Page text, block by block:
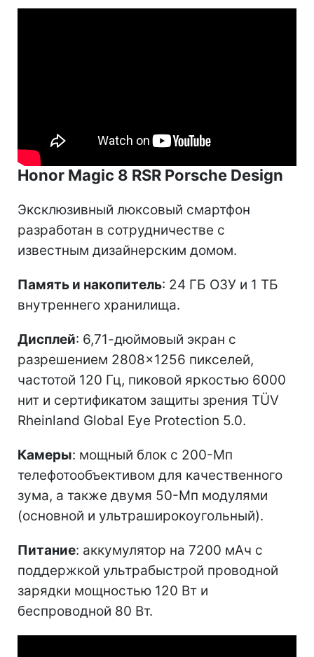
Honor Magic 8 RSR Porsche Design
Эксклюзивный люксовый смартфон
разработан в сотрудничестве с
известным дизайнерским домом.
Память и накопитель: 24 ГБ ОЗУ и 1 ТБ
внутреннего хранилища.
Дисплей: 6,71-дюймовый экран с
разрешением 2808×1256 пикселей,
частотой 120 Гц, пиковой яркостью 6000
нит и сертификатом защиты зрения TÜV
Rheinland Global Eye Protection 5.0.
Камеры: мощный блок с 200-Мп
телефотообъективом для качественного
зума, а также двумя 50-Мп модулями
(основной и ультраширокоугольный).
Питание: аккумулятор на 7200 мАч с
поддержкой ультрабыстрой проводной
зарядки мощностью 120 Вт и
беспроводной 80 Вт.